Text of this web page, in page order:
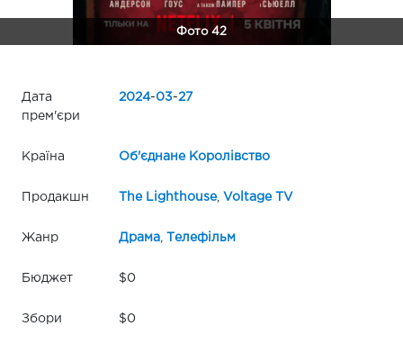
Фото 42
Дата
прем'єри
2024-03-27
Країна Об'єднане Королівство
Продакшн The Lighthouse, Voltage TV
Жанр Драма, Телефільм
Бюджет $0
Збори $0